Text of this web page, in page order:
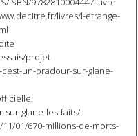
livres/l-etrange-
projet
un-oradour-sur-glane-
glane-les-faits/
01/670-millions-de-morts-